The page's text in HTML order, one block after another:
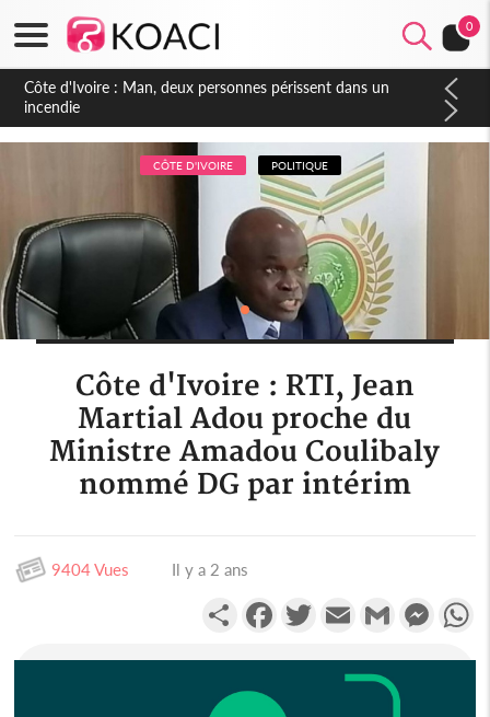
0
Côte d'Ivoire : Séileu, la célébration de la fête nationale
transformée en vaste campagne contre les produits
dépigmentants dangereux
CÔTE D'IVOIRE POLITIQUE
Côte d'Ivoire : RTI, Jean
Martial Adou proche du
Ministre Amadou Coulibaly
nommé DG par intérim
9404 Vues Il y a 2 ans
PartagerFacebookTwitterEmail Gmail